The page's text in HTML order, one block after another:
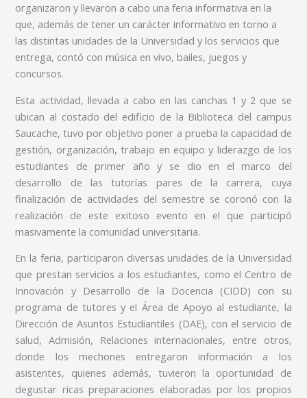
organizaron y llevaron a cabo una feria informativa en la
que, además de tener un carácter informativo en torno a
las distintas unidades de la Universidad y los servicios que
entrega, contó con música en vivo, bailes, juegos y
concursos.
Esta actividad, llevada a cabo en las canchas 1 y 2 que se
ubican al costado del edificio de la Biblioteca del campus
Saucache, tuvo por objetivo poner a prueba la capacidad de
gestión, organización, trabajo en equipo y liderazgo de los
estudiantes de primer año y se dio en el marco del
desarrollo de las tutorías pares de la carrera, cuya
finalización de actividades del semestre se coronó con la
realización de este exitoso evento en el que participó
masivamente la comunidad universitaria.
En la feria, participaron diversas unidades de la Universidad
que prestan servicios a los estudiantes, como el Centro de
Innovación y Desarrollo de la Docencia (CIDD) con su
programa de tutores y el Área de Apoyo al estudiante, la
Dirección de Asuntos Estudiantiles (DAE), con el servicio de
salud, Admisión, Relaciones internacionales, entre otros,
donde los mechones entregaron información a los
asistentes, quienes además, tuvieron la oportunidad de
degustar ricas preparaciones elaboradas por los propios